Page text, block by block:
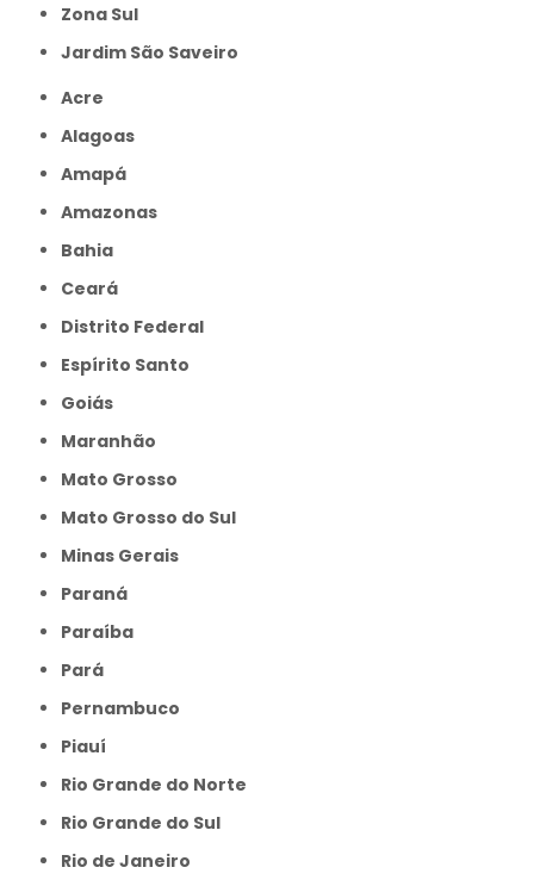
Zona Sul
jardim São Saveiro
Acre
Alagoas
Amapá
Amazonas
Bahia
Ceará
Distrito Federal
Espírito Santo
Goiás
Maranhão
Mato Grosso
Mato Grosso do Sul
Minas Gerais
Paraná
Paraíba
Pará
Pernambuco
Piauí
Rio Grande do Norte
Rio Grande do Sul
Rio de Janeiro